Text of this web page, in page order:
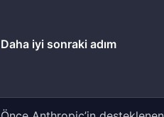
Daha iyi sonraki adım